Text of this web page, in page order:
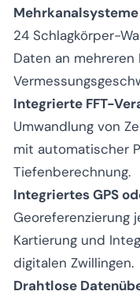
Mehrkanalsysteme
24 Schlagkörper-
Daten an
Integrierte FFT-
Umwandlung von
mit automatischer
Tiefenberechnung.
Integriertes GPS
Georeferenzierung
Kartierung und
digitalen Zwillingen.
Drahtlose